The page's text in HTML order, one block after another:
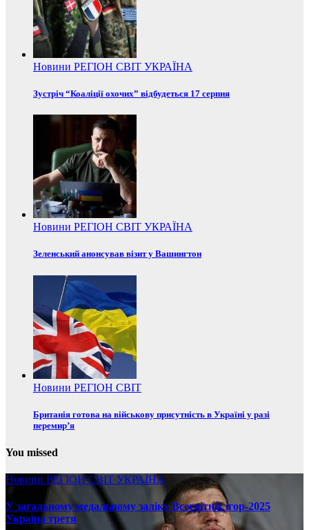
Новини РЕГІОН СВІТ УКРАЇНА
Зустріч “Коаліції охочих” відбудеться 17 серпня
Новини РЕГІОН СВІТ УКРАЇНА
Зеленський анонсував візит у Вашингтон
Новини РЕГІОН СВІТ
Британія готова на військову присутність в Україні у разі
перемир’я
You missed
Новини РЕГІОНСВІТ УКРАЇНА
У загальному медальному заліку Всесвітніх ігор-2025
Україна третя